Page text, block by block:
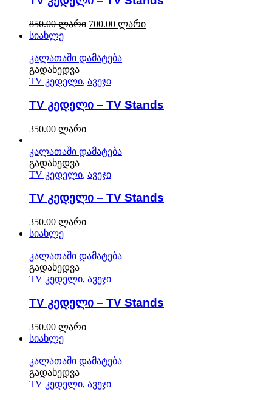
850.00ლარი 700.00 ლარი
სიახლე
კალათაში დამატება
გადახედვა
TV კედელი, ავეჯი
TV კედელი – TV Stands
350.00 ლარი
კალათაში დამატება
გადახედვა
TV კედელი, ავეჯი
TV კედელი – TV Stands
350.00 ლარი
სიახლე
კალათაში დამატება
გადახედვა
TV კედელი, ავეჯი
TV კედელი – TV Stands
350.00 ლარი
სიახლე
კალათაში დამატება
გადახედვა
TV კედელი, ავეჯი